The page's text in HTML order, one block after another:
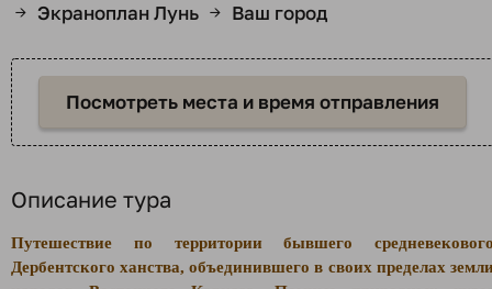
→ Экраноплан Лунь → Ваш город
Посмотреть места и время отправления
Описание тура
Путешествие по территории бывшего
Дербентского ханства, объединившего в своих пределах